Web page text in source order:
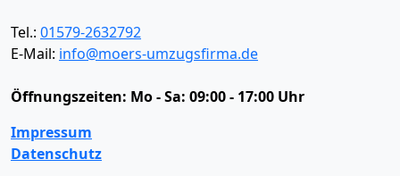
Tel.: 01579-2632792
E-Mail: info@moers-umzugsfirma.de
Öffnungszeiten: Mo - Sa: 09:00 - 17:00 Uhr
Impressum
Datenschutz